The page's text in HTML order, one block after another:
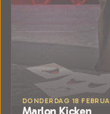
DONDERDAG 18